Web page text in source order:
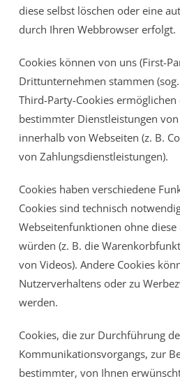
diese selbst löschen oder eine
durch Ihren Webbrowser erfolgt.
Cookies können von uns (First-
Drittunternehmen stammen
Third-Party-Cookies
bestimmter Dienstleistungen
innerhalb von Webseiten (z. B.
von Zahlungsdienstleistungen).
Cookies haben verschiedene
Cookies sind technisch
Webseitenfunktionen ohne
würden (z. B. die
von Videos). Andere Cookies
Nutzerverhaltens oder zu
werden.
Cookies, die zur Durchführung
Kommunikationsvorgangs, zur
bestimmter, von Ihnen